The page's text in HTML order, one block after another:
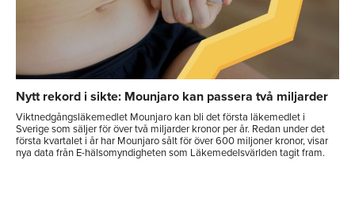
Nytt rekord i sikte: Mounjaro kan passera två miljarder
Viktnedgångsläkemedlet Mounjaro kan bli det första läkemedlet i
Sverige som säljer för över två miljarder kronor per år. Redan under det
första kvartalet i år har Mounjaro sålt för över 600 miljoner kronor, visar
nya data från E-hälsomyndigheten som Läkemedelsvärlden tagit fram.